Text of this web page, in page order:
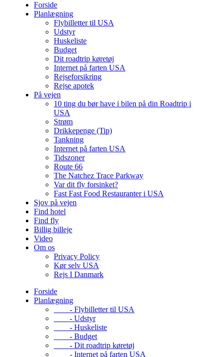
Forside
Planlægning
Flybilletter til USA
Udstyr
Huskeliste
Budget
Dit roadtrip køretøj
Internet på farten USA
Rejseforsikring
Rejse apotek
På vejen
10 ting du bør have i bilen på din Roadtrip i
USA
Strøm
Drikkepenge (Tip)
Tankning
Internet på farten USA
Tidszoner
Route 66
The Natchez Trace Parkway
Var dit fly forsinket?
Fast Fast Food Restauranter i USA
Sjov på vejen
Find hotel
Find fly
Billig billeje
Video
Om os
Privacy Policy
Kør selv USA
Rejs I Danmark
Forside
Planlægning
- Flybilletter til USA
- Udstyr
- Huskeliste
- Budget
- Dit roadtrip køretøj
- Internet på farten USA